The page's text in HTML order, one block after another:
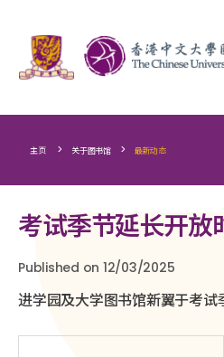
主页 > 关于图书馆 > 最新动态
考试季节延长开放
Published on 12/03/2025
进学园及大学图书馆新翼于考试